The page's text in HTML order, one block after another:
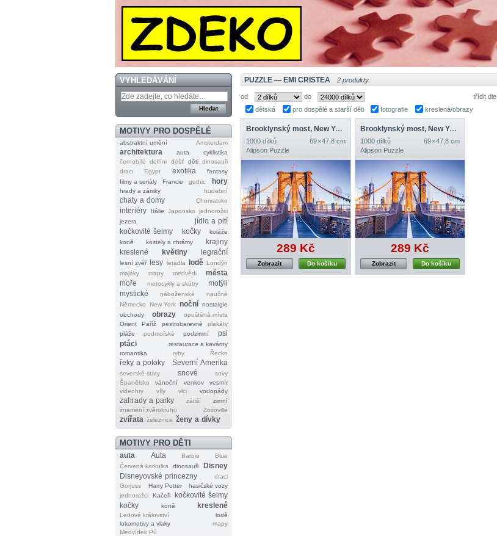
VYHLEDÁVÁNÍ
MOTIVY PRO DOSPĚLÉ
abstraktní umění Amsterdam
architektura auta
cyklistika
černobílé
delfíni déšť děti dinosauři
draci
Egypt exotika
fantasy
filmy a seriály
Francie gothic hory
hrady a zámky hudební
chaty a domy Chorvatsko
interiéry Itálie Japonsko
jednorožci
jezera
jídlo a pití
kočkovité šelmy
kočky
koláže
koně
kostely a chrámy
krajiny
kreslené
květiny legrační
lesní zvěř lesy letadla lodě Londýn
majáky
mapy medvědi
města
moře
motocykly a skútry
motýli
mystické
náboženské
naučné
Německo
New York noční nostalgie
obchody
obrazy
opuštěná místa
Orient
Paříž pestrobarevné
plakáty
pláže
podmořské podzimní
psi
ptáci
restaurace a kavárny
romantika
ryby Řecko
řeky a potoky Severní Amerika
severské státy snové
sovy
Španělsko
vánoční venkov
vesmír
videohry
víly vlci vodopády
zahrady a parky zátiší
zimní
znamení zvěrokruhu
Zozoville
zvířata železnice ženy a dívky
MOTIVY PRO DĚTI
auta Auta Barbie
Blue
Červená karkulka
dinosauři
Disney
Disneyovské princezny
draci
Gorjuss
Harry Potter
hasičské vozy
jednorožci
Kačeři
kočkovité šelmy
kočky
koně kreslené
Ledové království
lodě
lokomotivy a vlaky
mapy
Medvídek Pú
PUZZLE — EMI CRISTEA 2 produkty
od do
třídit dle
dětská
pro dospělé a starší děti fotografie kreslená/obrazy
Brooklynský most, New York
1000 dílků
69 × 47,8 cm
Alipson Puzzle
289 Kč
Do košíku
Zobrazit
Brooklynský most, New York
1000 dílků
69 × 47,8 cm
Alipson Puzzle
289 Kč
Do košíku
Zobrazit